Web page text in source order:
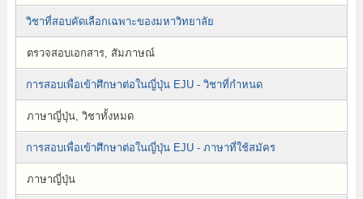
วิชาที่สอบคัดเลือกเฉพาะของมหาวิทยาลัย
ตรวจสอบเอกสาร, สัมภาษณ์
การสอบเพื่อเข้าศึกษาต่อในญี่ปุ่น EJU - วิชาที่กำหนด
ภาษาญี่ปุ่น, วิชาทั้งหมด
การสอบเพื่อเข้าศึกษาต่อในญี่ปุ่น EJU - ภาษาที่ใช้สมัคร
ภาษาญี่ปุ่น